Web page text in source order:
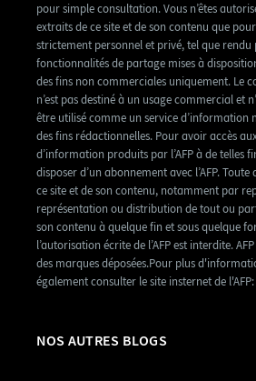
pour simple consultation. Vous n’êtes
extraits de ce site et de son contenu que
strictement personnel et privé, tel que rendu
fonctionnalités de partage mises à
des fins non commerciales uniquement. Le
n’est pas destiné à un usage commercial et
être utilisé comme un service d’information
des fins rédactionnelles. Pour avoir accès
d’information produits par l’AFP à de telles
disposer d’un abonnement avec l’AFP.
ce site et de son contenu, notamment par
représentation ou distribution de tout ou
son contenu à quelque fin et sous quelque
l’autorisation écrite de l’AFP est interdite.
des marques déposées.Pour plus
également consulter le site insternet de
NOS AUTRES BLOGS